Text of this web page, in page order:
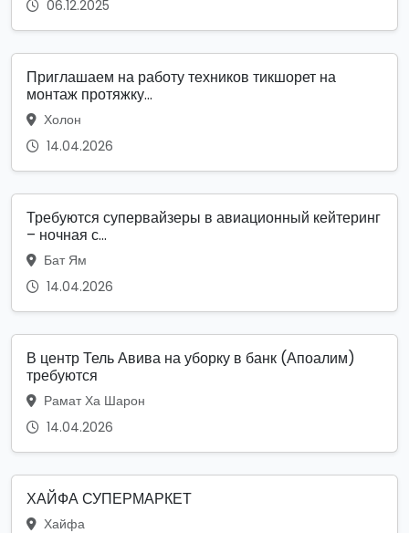
06.12.2025
Приглашаем на работу техников тикшорет на
монтаж протяжку...
Холон
14.04.2026
Требуются супервайзеры в авиационный кейтеринг
– ночная с...
Бат Ям
14.04.2026
В центр Тель Авива на уборку в банк (Апоалим)
требуются
Рамат Ха Шарон
14.04.2026
ХАЙФА СУПЕРМАРКЕТ
Хайфа